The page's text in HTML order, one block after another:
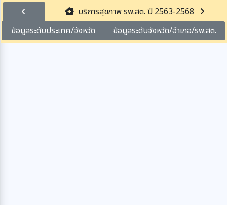
บริการสุขภาพ รพ.สต. ปี 2563-2568
ข้อมูลระดับประเทศ/จังหวัด
ข้อมูลระดับจังหวัด/อำเภอ/รพ.สต.